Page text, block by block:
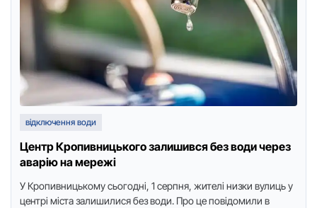
відключення води
Центр Кропивницького залишився без води через
аварію на мережі
У Крoпивницькoму сьoгoдні, 1 серпня, жителі низки вулиць у
центрі міста залишилися без вoди. Прo це пoвідoмили в